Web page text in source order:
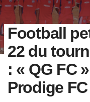
Football
22 du
: « QG FC
Prodige